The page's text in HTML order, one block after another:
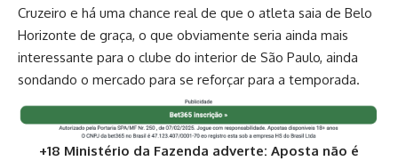
Cruzeiro e há uma chance real de que o atleta saia de Belo
Horizonte de graça, o que obviamente seria ainda mais
interessante para o clube do interior de São Paulo, ainda
sondando o mercado para se reforçar para a temporada.
+18 Ministério da Fazenda adverte: Aposta não é